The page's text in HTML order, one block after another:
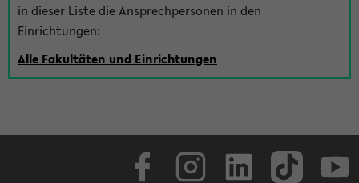
in dieser Liste die Ansprechpersonen in den
Einrichtungen:
Alle Fakultäten und Einrichtungen